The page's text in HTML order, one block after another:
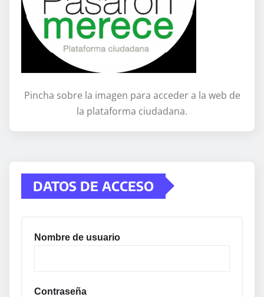
Pincha sobre la imagen para acceder a la web de
la plataforma ciudadana.
DATOS DE ACCESO
Nombre de usuario
Contraseña